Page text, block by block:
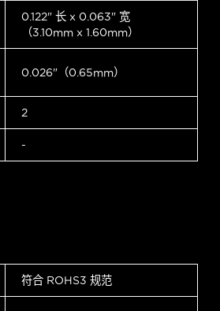
0.122" 长 x 0.063" 宽
（3.10mm x 1.60mm）
0.026"（0.65mm）
2
-
符合 ROHS3 规范